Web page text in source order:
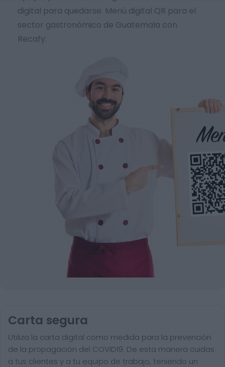
digital para quedarse. Menú digital QR para el
sector gastronómico de Guatemala con
Recafy.
Carta segura
Utiliza la carta digital como medida para la prevención
de la propagación del COVID19. De esta manera cuidas
a tus clientes y a tu equipo de trabajo, teniendo un